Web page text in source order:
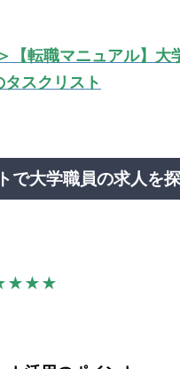
【転職マニュアル】大
スクリスト
で大学職員の求人を